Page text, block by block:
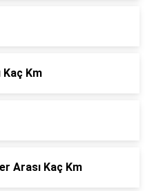
Km
Arası Kaç Km